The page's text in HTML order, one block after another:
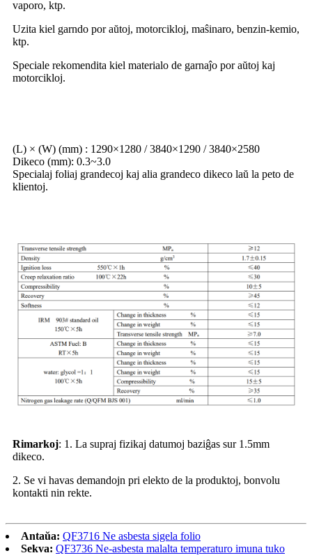
vaporo, ktp.
Uzita kiel garndo por aŭtoj, motorcikloj, maŝinaro, benzin-kemio,
ktp.
Speciale rekomendita kiel materialo de garnaĵo por aŭtoj kaj
motorcikloj.
(L) × (W) (mm) : 1290×1280 / 3840×1290 / 3840×2580
Dikeco (mm): 0.3~3.0
Specialaj foliaj grandecoj kaj alia grandeco dikeco laŭ la peto de
klientoj.
Rimarkoj: 1. La supraj fizikaj datumoj baziĝas sur 1.5mm
dikeco.
2. Se vi havas demandojn pri elekto de la produktoj, bonvolu
kontakti nin rekte.
Antaŭa: QF3716 Ne asbesta sigela folio
Sekva: QF3736 Ne-asbesta malalta temperaturo imuna tuko